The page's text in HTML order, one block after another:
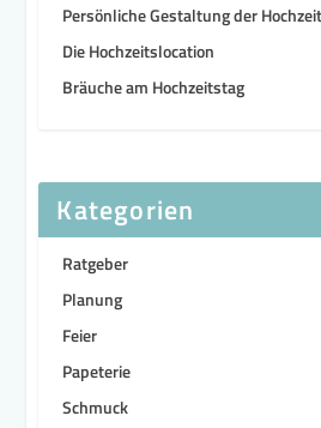
Persönliche Gestaltung der Hochzeit
Die Hochzeitslocation
Bräuche am Hochzeitstag
Kategorien
Ratgeber
Planung
Feier
Papeterie
Schmuck